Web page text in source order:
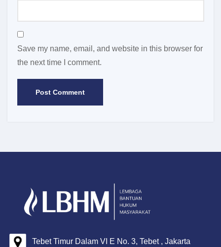
Save my name, email, and website in this browser for
the next time I comment.
Tebet Timur Dalam VI E No. 3, Tebet , Jakarta